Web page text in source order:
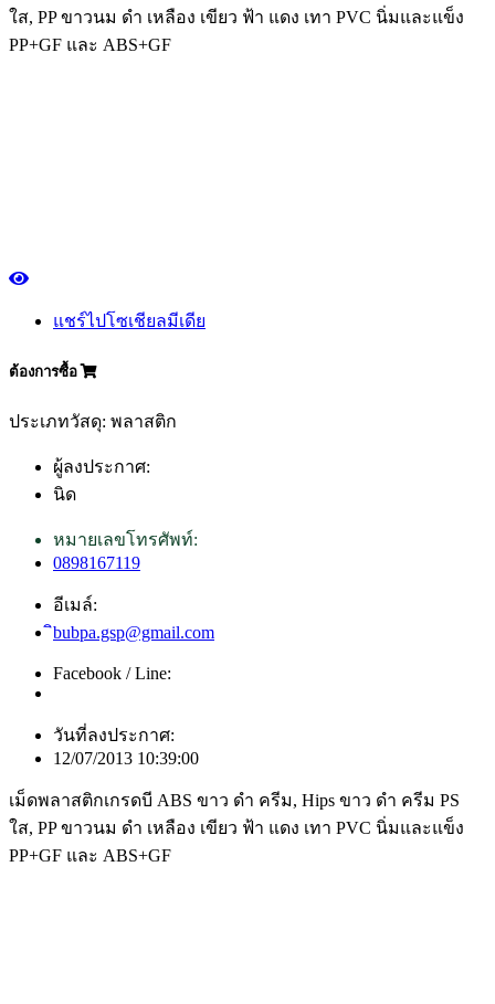
ใส, PP ขาวนม ดำ เหลือง เขียว ฟ้า แดง เทา PVC นิ่มและแข็ง
PP+GF และ ABS+GF
แชร์ไปโซเชียลมีเดีย
ต้องการซื้อ
ประเภทวัสดุ: พลาสติก
ผู้ลงประกาศ:
นิด
หมายเลขโทรศัพท์:
0898167119
อีเมล์:
ิbubpa.gsp@gmail.com
Facebook / Line:
วันที่ลงประกาศ:
12/07/2013 10:39:00
เม็ดพลาสติกเกรดบี ABS ขาว ดำ ครีม, Hips ขาว ดำ ครีม PS
ใส, PP ขาวนม ดำ เหลือง เขียว ฟ้า แดง เทา PVC นิ่มและแข็ง
PP+GF และ ABS+GF